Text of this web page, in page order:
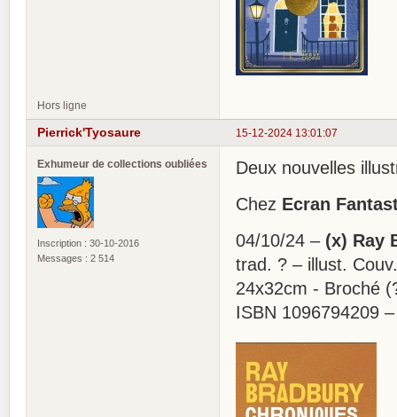
Hors ligne
15-12-2024 13:01:07
Pierrick'Tyosaure
Exhumeur de collections oubliées
Inscription : 30-10-2016
Messages : 2 514
Deux nouvelles
Chez Ecran
04/10/24 – (x) Ray
trad. ? – illust.
24x32cm - Broché
ISBN 1096794209